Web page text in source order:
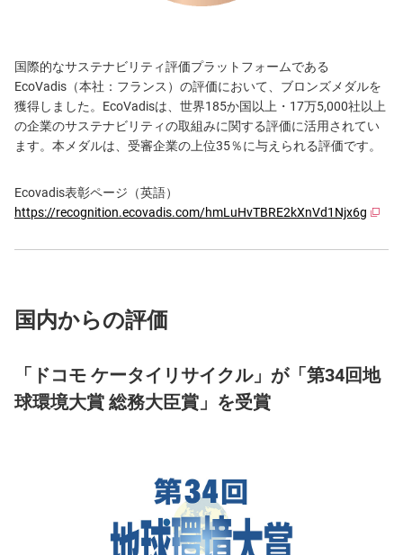
国際的なサステナビリティ評価プラットフォームである
EcoVadis（本社：フランス）の評価において、ブロンズメダルを
獲得しました。EcoVadisは、世界185か国以上・17万5,000社以上
の企業のサステナビリティの取組みに関する評価に活用されてい
ます。本メダルは、受審企業の上位35％に与えられる評価です。
Ecovadis表彰ページ（英語）
https://recognition.ecovadis.com/hmLuHvTBRE2kXnVd1Njx6g
国内からの評価
「ドコモ ケータイリサイクル」が「第34回地
球環境大賞 総務大臣賞」を受賞